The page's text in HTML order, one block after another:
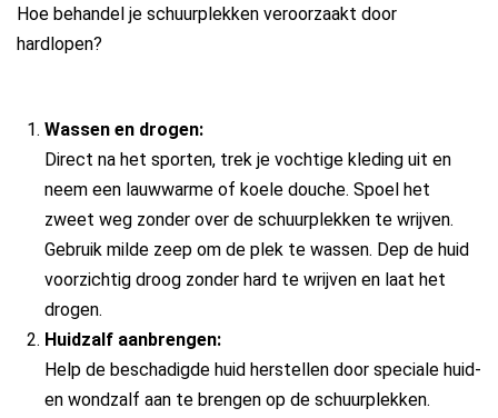
Hoe behandel je schuurplekken veroorzaakt door
hardlopen?
Wassen en drogen:
Direct na het sporten, trek je vochtige kleding uit en
neem een lauwwarme of koele douche. Spoel het
zweet weg zonder over de schuurplekken te wrijven.
Gebruik milde zeep om de plek te wassen. Dep de huid
voorzichtig droog zonder hard te wrijven en laat het
drogen.
Huidzalf aanbrengen:
Help de beschadigde huid herstellen door speciale huid-
en wondzalf aan te brengen op de schuurplekken.